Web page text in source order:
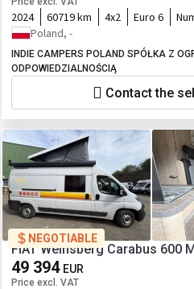
2024 60719 km 4x2 Euro 6
Poland, -
INDIE CAMPERS POLAND SPÓŁKA Z
ODPOWIEDZIALNOŚCIĄ
Contact the
NEGOTIABLE
FIAT
49 394 EUR
Price excl. VAT